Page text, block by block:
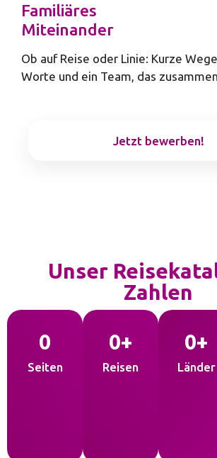
Familiäres
Miteinander
Ob auf Reise oder Linie: Kurze
Worte und ein Team, das
Jetzt bewerben!
Unser
Zahlen
Seiten
0
Reisen
0+
Länder
0+